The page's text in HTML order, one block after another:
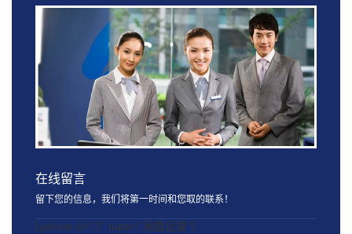
在线留言
留下您的信息，我们将第一时间和您取的联系！
[quform id="1" name="询盘记录"]